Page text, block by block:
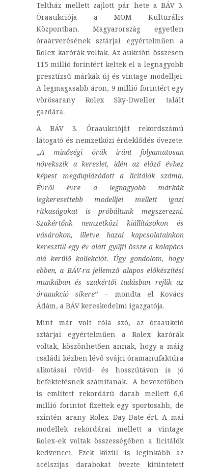
Teltház mellett zajlott pár hete a BÁV 3.
Óraaukciója a MOM Kulturális
Központban. Magyarország egyetlen
óraárverésének sztárjai egyértelműen a
Rolex karórák voltak. Az aukción összesen
115 millió forintért keltek el a legnagyobb
presztízsű márkák új és vintage modelljei.
A legmagasabb áron, 9 millió forintért egy
vörösarany Rolex Sky-Dweller talált
gazdára.
A BÁV 3. Óraaukcióját rekordszámú
látogató és nemzetközi érdeklődés övezete.
„A minőségi órák iránt folyamatosan
növekszik a kereslet, idén az előző évhez
képest megduplázódott a licitálók száma.
Évről évre a legnagyobb márkák
legkeresettebb modelljei mellett igazi
ritkaságokat is próbáltunk megszerezni.
Szakértőnk nemzetközi kiállításokon és
vásárokon, illetve hazai kapcsolatainkon
keresztül egy év alatt gyűjti össze a kalapács
alá kerülő kollekciót. Úgy gondolom, hogy
ebben, a BÁV-ra jellemző alapos előkészítési
munkában és szakértői tudásban rejlik az
óraaukció sikere” – mondta el Kovács
Ádám, a BÁV kereskedelmi igazgatója.
Mint már volt róla szó, az óraaukció
sztárjai egyértelműen a Rolex karórák
voltak, köszönhetően annak, hogy a máig
családi kézben lévő svájci óramanufaktúra
alkotásai rövid- és hosszútávon is jó
befektetésnek számítanak. A bevezetőben
is említett rekordárú darab mellett 6,6
millió forintot fizettek egy sportosabb, de
szintén arany Rolex Day-Date-ért. A mai
modellek rekordárai mellett a vintage
Rolex-ek voltak összességében a licitálók
kedvencei. Ezek közül is leginkább az
acélszíjas darabokat övezte kitüntetett